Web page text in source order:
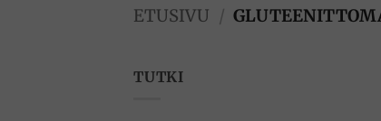
ETUSIVU /
TUTKI